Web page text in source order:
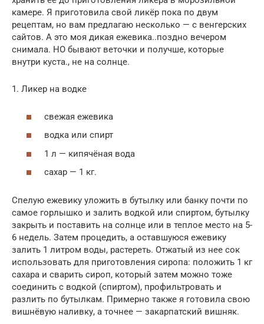
камере. Я приготовила свой ликёр пока по двум
рецептам, но вам предлагаю несколько — с венгерских
сайтов. А это моя дикая ежевика..поздно вечером
снимала. НО бывают веточки и получше, которые
внутри куста., не на солнце.
1. Ликер на водке
свежая ежевика
водка или спирт
1 л — кипячёная вода
сахар — 1 кг.
Спелую ежевику уложить в бутылку или банку почти по
самое горлышко и залить водкой или спиртом, бутылку
закрыть и поставить на солнце или в теплое место на 5-
6 недель. Затем процедить, а оставшуюся ежевику
залить 1 литром воды, растереть. Отжатый из нее сок
использовать для приготовления сиропа: положить 1 кг
сахара и сварить сироп, который затем можно тоже
соединить с водкой (спиртом), профильтровать и
разлить по бутылкам. Примерно также я готовила свою
вишнёвую наливку, а точнее — закарпатский вишняк.